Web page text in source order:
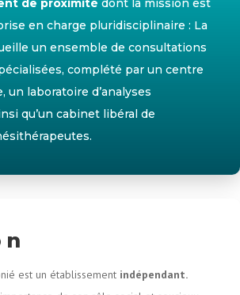
de proximité dont la mission est
en charge pluridisciplinaire : La
un ensemble de consultations
complété par un centre
un laboratoire d’analyses
qu’un cabinet libéral de
est un établissement indépendant.